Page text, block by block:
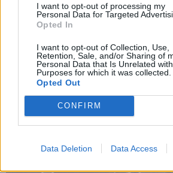
I want to opt-out of processing my
Personal Data for Targeted
Opted In
I want to opt-out of Collection, Use,
Retention, Sale, and/or Sharing of
Personal Data that Is Unrelated
Purposes for which it was collected.
Opted Out
CONFIRM
Data Deletion Data Access
X